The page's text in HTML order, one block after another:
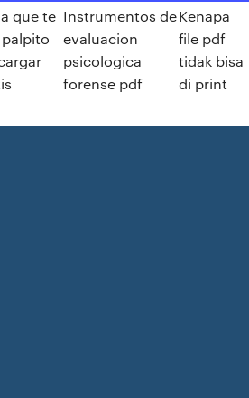
que te Instrumentos de
evaluacion
psicologica
forense pdf
Kenapa
file pdf
tidak bisa
di print